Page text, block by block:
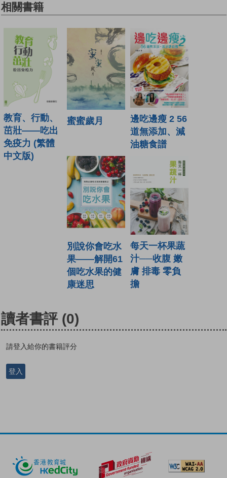
相關書籍
教育、行動、
茁壯——吃出
免疫力 (繁體
中文版)
蜜蜜歲月
邊吃邊瘦 2 56
道無添加、減
油糖食譜
別說你會吃水
果——解開61
個吃水果的健
康迷思
每天一杯果蔬
汁──收腹 嫩
膚 排毒 零負
擔
讀者書評 (0)
請登入給你的書籍評分
登入